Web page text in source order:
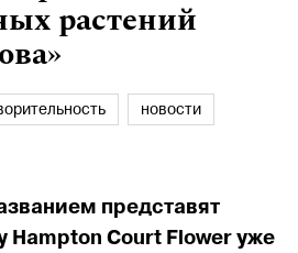
растений
новости
представят
Hampton Court Flower уже